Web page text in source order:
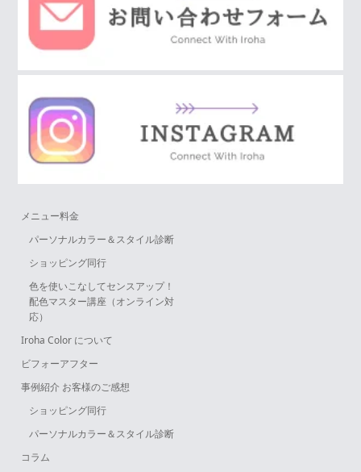
メニュー料金
パーソナルカラー＆スタイル診断
ショッピング同行
色を使いこなしてセンスアップ！
配色マスター講座（オンライン対
応）
Iroha Color について
ビフォーアフター
事例紹介 お客様のご感想
ショッピング同行
パーソナルカラー＆スタイル診断
コラム